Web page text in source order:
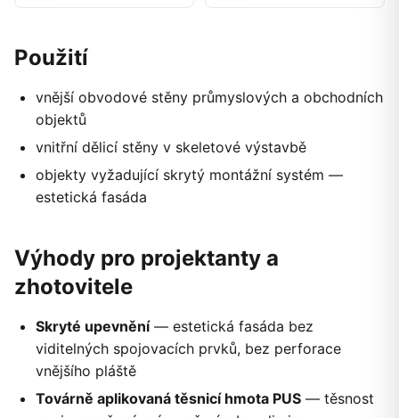
Použití
vnější obvodové stěny průmyslových a obchodních
objektů
vnitřní dělicí stěny v skeletové výstavbě
objekty vyžadující skrytý montážní systém —
estetická fasáda
Výhody pro projektanty a
zhotovitele
Skryté upevnění— estetická fasáda bez
viditelných spojovacích prvků, bez perforace
vnějšího pláště
Továrně aplikovaná těsnicí hmota PUS — těsnost